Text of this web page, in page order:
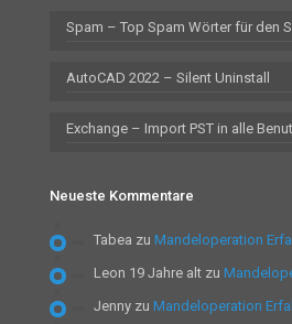
Spam – Top Spam Wörter für den
AutoCAD 2022 – Silent Uninstall
Exchange – Import PST in alle
Neueste Kommentare
Tabea zu Mandeloperation
Leon 19 Jahre alt zu
Jenny zu Mandeloperation